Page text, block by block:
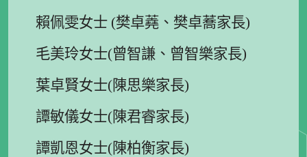
賴佩雯女士 (樊卓蕘、樊卓蕎家長)
毛美玲女士(曾智謙、曾智樂家長)
葉卓賢女士(陳思樂家長)
譚敏儀女士(陳君睿家長)
譚凱恩女士(陳柏衡家長)